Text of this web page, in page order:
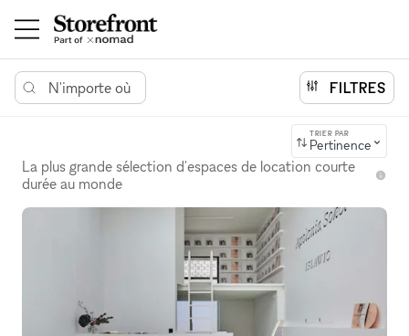
N'importe où FILTRES
TRIER PAR
Pertinence
La plus grande sélection d'espaces de location courte
durée au monde